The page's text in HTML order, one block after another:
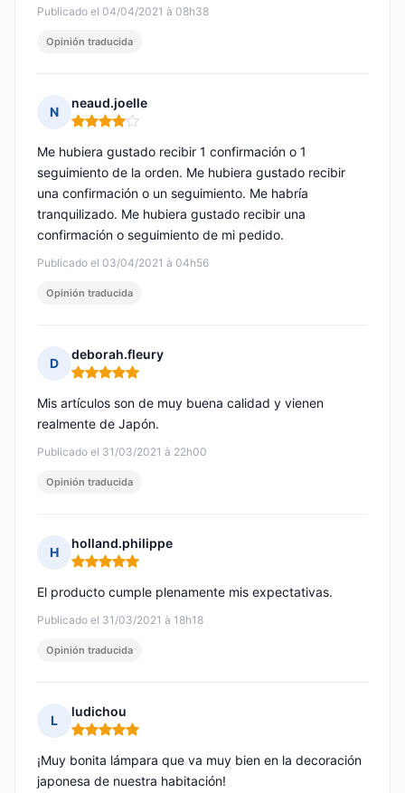
Publicado el 04/04/2021 à 08h38
Opinión traducida
N
neaud.joelle
Nota: 4 de 5
Publicado el 03/04/2021 à 04h56
Me hubiera gustado recibir 1 confirmación o 1
seguimiento de la orden. Me hubiera gustado recibir
una confirmación o un seguimiento. Me habría
tranquilizado. Me hubiera gustado recibir una
confirmación o seguimiento de mi pedido.
Opinión traducida
D
deborah.fleury
Nota: 5 de 5
Publicado el 31/03/2021 à 22h00
Mis artículos son de muy buena calidad y vienen
realmente de Japón.
Opinión traducida
H
holland.philippe
Nota: 5 de 5
Publicado el 31/03/2021 à 18h18
El producto cumple plenamente mis expectativas.
Opinión traducida
L
ludichou
Nota: 5 de 5
¡Muy bonita lámpara que va muy bien en la decoración
japonesa de nuestra habitación!